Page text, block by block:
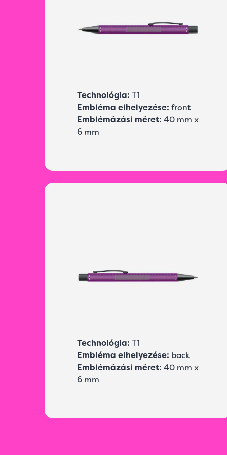
Technológia: T1
Embléma elhelyezése: front
Emblémázási méret: 40 mm x
6 mm
Technológia: T1
Embléma elhelyezése: back
Emblémázási méret: 40 mm x
6 mm